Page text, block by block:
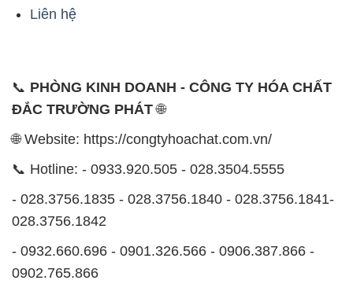
Liên hệ
📞 PHÒNG KINH DOANH - CÔNG TY HÓA CHẤT
ĐẮC TRƯỜNG PHÁT🌐
🌐 Website: https://congtyhoachat.com.vn/
📞 Hotline: - 0933.920.505 - 028.3504.5555
- 028.3756.1835 - 028.3756.1840 - 028.3756.1841-
028.3756.1842
- 0932.660.696 - 0901.326.566 - 0906.387.866 -
0902.765.866